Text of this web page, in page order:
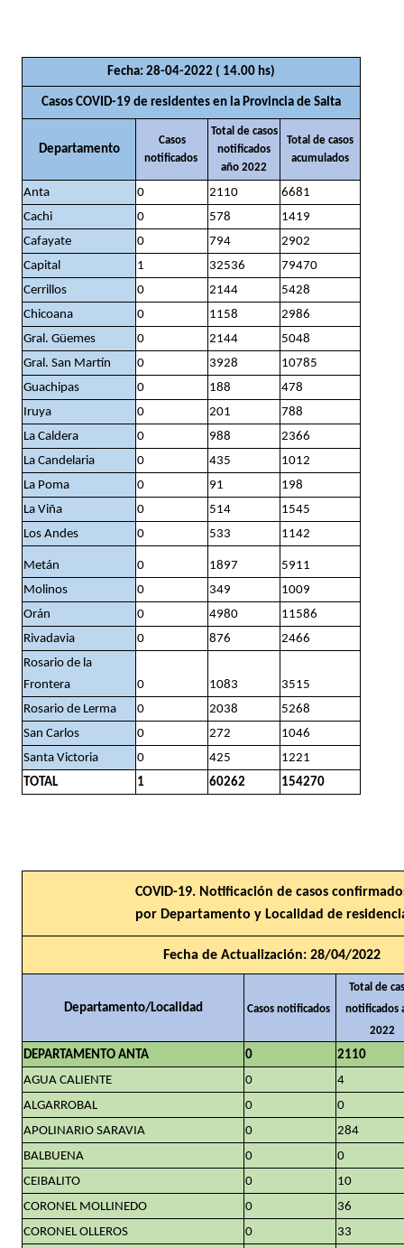
Fecha: 28-04-2022 ( 14.00 hs)
Casos COVID-19 de residentes en la Provincia de Salta
Departamento
Casos
notificados
Total de casos
notificados
año 2022
Total de casos
acumulados
Anta 0 2110
6681
Cachi
0 578
1419
Cafayate
0 794
2902
Capital
1 32536
79470
Cerrillos
0 2144
5428
Chicoana
0 1158
2986
Gral. Güemes
0 2144
5048
Gral. San Martín
0 3928
10785
Guachipas
0 188
478
Iruya
0 201
788
La Caldera
0 988
2366
La Candelaria
0 435
1012
La Poma
0 91
198
La Viña
0 514
1545
Los Andes
0 533 1142
Metán 0 1897
5911
Molinos
0 349
1009
Orán
0 4980
11586
Rivadavia
0 876
2466
Rosario de la
Frontera
0 1083
3515
Rosario de Lerma
0 2038
5268
San Carlos
0 272
1046
Santa Victoria
0 425
1221
TOTAL
1 60262 154270
COVID-19. Notificación de casos
por Departamento y Localidad de
Fecha de Actualización: 28/04/2022
Departamento/Localidad Casos notificados
Total de
notificados
2022
DEPARTAMENTO ANTA 0
2110
AGUA CALIENTE
0
4
ALGARROBAL
0
0
APOLINARIO SARAVIA
0
284
BALBUENA
0
0
CEIBALITO
0
10
CORONEL MOLLINEDO
0
36
CORONEL OLLEROS
0
33